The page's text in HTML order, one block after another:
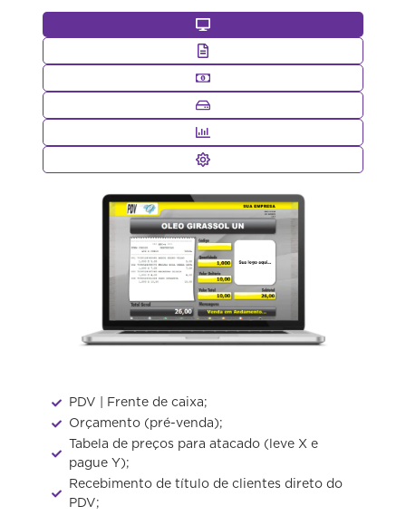
PDV | Frente de caixa;
Orçamento (pré-venda);​
Tabela de preços para atacado (leve X e
pague Y);
Recebimento de título de clientes direto do
PDV;